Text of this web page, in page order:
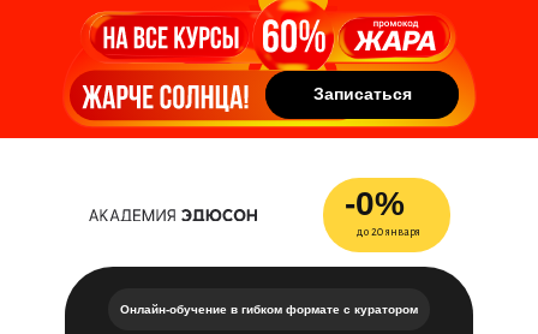
Записаться
Записаться
-0%
до 20 января
Онлайн-обучение в гибком формате с куратором